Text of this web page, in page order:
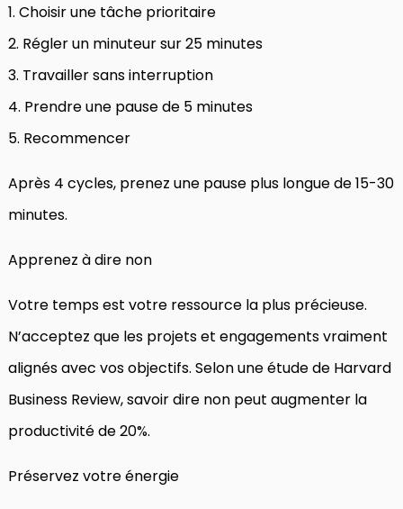
1. Choisir une tâche prioritaire
2. Régler un minuteur sur 25 minutes
3. Travailler sans interruption
4. Prendre une pause de 5 minutes
5. Recommencer
Après 4 cycles, prenez une pause plus longue de 15-30
minutes.
Apprenez à dire non
Votre temps est votre ressource la plus précieuse.
N’acceptez que les projets et engagements vraiment
alignés avec vos objectifs. Selon une étude de Harvard
Business Review, savoir dire non peut augmenter la
productivité de 20%.
Préservez votre énergie